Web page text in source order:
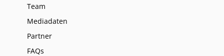
Team
Mediadaten
Partner
FAQs